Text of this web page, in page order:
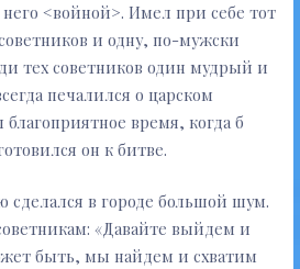
<войной>. Имел при себе тот
и одну, по-мужски
тех советников один мудрый и
печалился о царском
время, когда б
он к битве.
сделался в городе большой шум.
«Давайте выйдем и
быть, мы найдем и схватим